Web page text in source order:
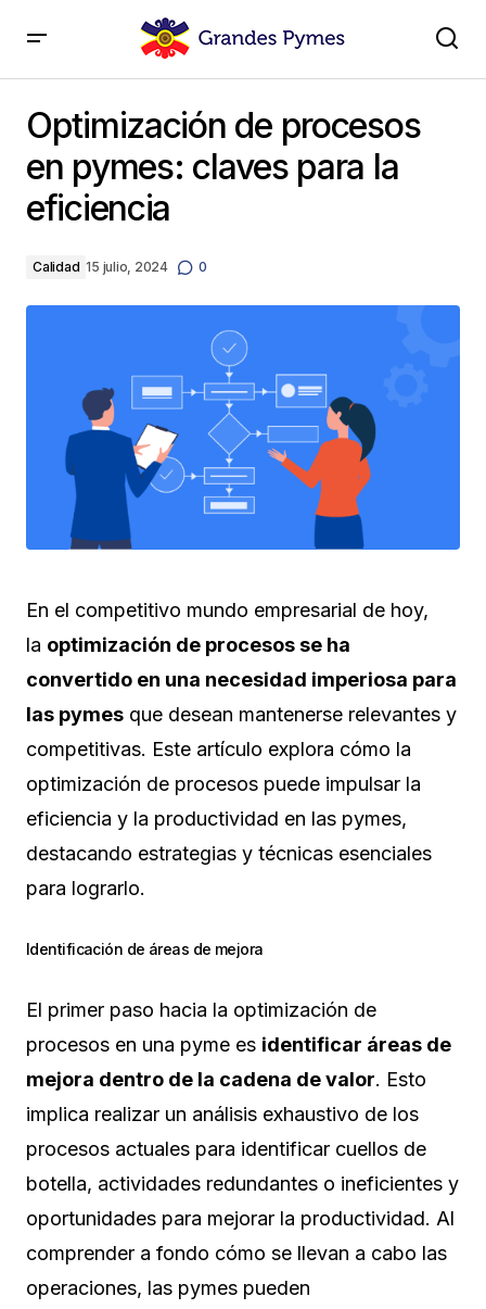
eficiencia
Optimización de procesos
en pymes: claves para la
eficiencia
Calidad 15 julio, 2024 0
En el competitivo mundo empresarial de hoy,
la optimización de procesos se ha
convertido en una necesidad imperiosa para
las pymes que desean mantenerse relevantes y
competitivas. Este artículo explora cómo la
optimización de procesos puede impulsar la
eficiencia y la productividad en las pymes,
destacando estrategias y técnicas esenciales
para lograrlo.
Identificación de áreas de mejora
El primer paso hacia la optimización de
procesos en una pyme es identificar áreas de
mejora dentro de la cadena de valor. Esto
implica realizar un análisis exhaustivo de los
procesos actuales para identificar cuellos de
botella, actividades redundantes o ineficientes y
oportunidades para mejorar la productividad. Al
comprender a fondo cómo se llevan a cabo las
operaciones, las pymes pueden